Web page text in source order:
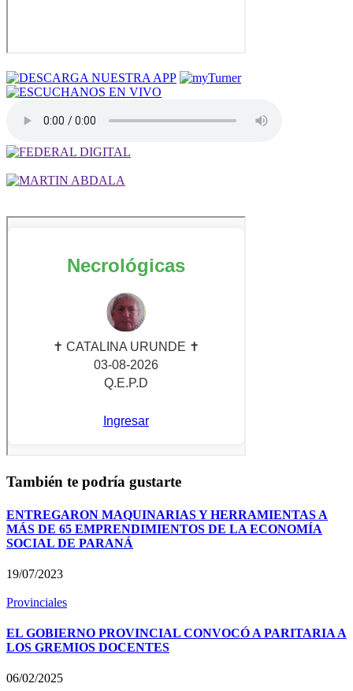
También te podría gustarte
ENTREGARON MAQUINARIAS Y HERRAMIENTAS A
MÁS DE 65 EMPRENDIMIENTOS DE LA ECONOMÍA
SOCIAL DE PARANÁ
19/07/2023
Provinciales
EL GOBIERNO PROVINCIAL CONVOCÓ A PARITARIA A
LOS GREMIOS DOCENTES
06/02/2025